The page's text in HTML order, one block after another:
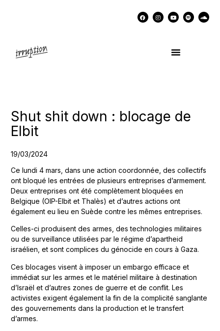
Shut shit down : blocage de
Elbit
19/03/2024
Ce lundi 4 mars, dans une action coordonnée, des collectifs
ont bloqué les entrées de plusieurs entreprises d’armement.
Deux entreprises ont été complètement bloquées en
Belgique (OIP-Elbit et Thalès) et d’autres actions ont
également eu lieu en Suède contre les mêmes entreprises.
Celles-ci produisent des armes, des technologies militaires
ou de surveillance utilisées par le régime d’apartheid
israélien, et sont complices du génocide en cours à Gaza.
Ces blocages visent à imposer un embargo efficace et
immédiat sur les armes et le matériel militaire à destination
d’Israël et d’autres zones de guerre et de conflit. Les
activistes exigent également la fin de la complicité sanglante
des gouvernements dans la production et le transfert
d’armes.